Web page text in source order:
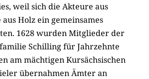
weil sich die Akteure aus
Holz ein gemeinsames
1628 wurden Mitglieder der
Schilling für Jahrzehnte
am mächtigen Kursächsischen
übernahmen Ämter an